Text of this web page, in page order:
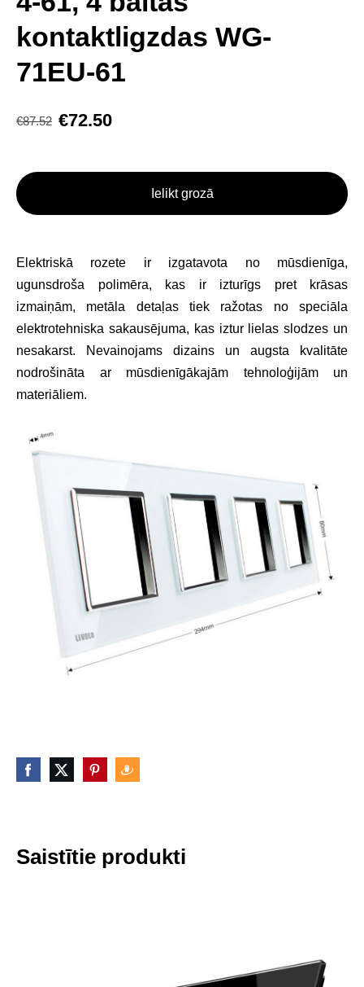
kontaktligzdas WG-
71EU-61
€87.52 €72.50
Ielikt grozā
Elektriskā rozete ir izgatavota no mūsdienīga,
ugunsdroša polimēra, kas ir izturīgs pret krāsas
izmaiņām, metāla detaļas tiek ražotas no speciāla
elektrotehniska sakausējuma, kas iztur lielas slodzes un
nesakarst. Nevainojams dizains un augsta kvalitāte
nodrošināta ar mūsdienīgākajām tehnoloģijām un
materiāliem.
Saistītie produkti